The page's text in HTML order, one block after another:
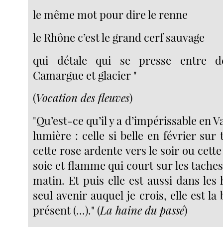
le même mot pour dire le renne
le Rhône c’est le grand cerf sauvage
qui détale qui se presse entre
Camargue et glacier "
(Vocation des fleuves)
"Qu’est-ce qu’il y a d’impérissable en
lumière : celle si belle en février sur
cette rose ardente vers le soir ou
soie et flamme qui court sur les
matin. Et puis elle est aussi dans les
seul avenir auquel je crois, elle est la
présent (...)." (La haine du passé)